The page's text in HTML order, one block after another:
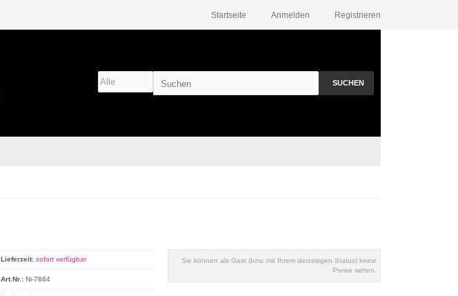
Registrieren
Anmelden
Startseite
SUCHEN
Sie können als Gast (bzw. mit Ihrem derzeitigen Status) keine
Preise sehen.
Lieferzeit: sofort verfügbar
Art.Nr.: Ni-7864